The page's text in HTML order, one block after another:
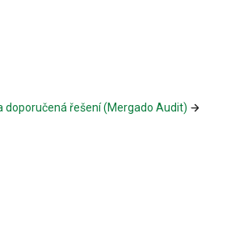
doporučená řešení (Mergado Audit)